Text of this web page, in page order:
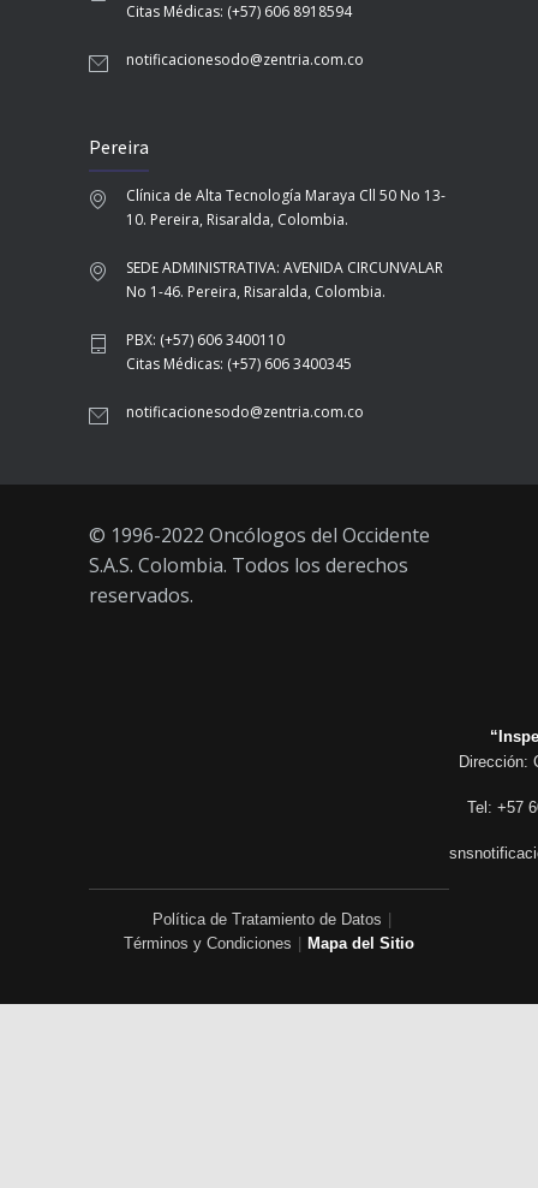
Citas Médicas: (+57) 606 8918594
notificacionesodo@zentria.com.co
Pereira
Clínica de Alta Tecnología Maraya Cll 50 No 13-
10. Pereira, Risaralda, Colombia.
SEDE ADMINISTRATIVA: AVENIDA CIRCUNVALAR
No 1-46. Pereira, Risaralda, Colombia.
PBX: (+57) 606 3400110
Citas Médicas: (+57) 606 3400345
notificacionesodo@zentria.com.co
© 1996-2022 Oncólogos del Occidente
S.A.S. Colombia. Todos los derechos
reservados.
Dirección:
Tel: +57
Política de Tratamiento de Datos
Términos y Condiciones
Mapa del Sitio